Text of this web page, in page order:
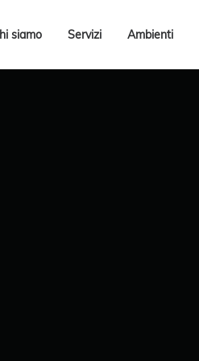
siamo Servizi Ambienti